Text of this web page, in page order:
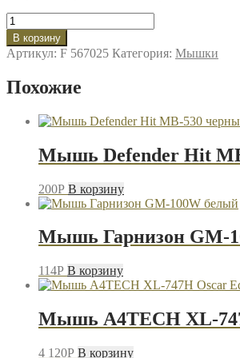
Количество
товара
Мышь
Defender
MB-
чёрный
В корзину
Артикул: F 567025 Категория: Мышки
Похожие
Мышь Defender Hit
200P В корзину
Мышь Гарнизон GM-
114P В корзину
Мышь A4TECH XL-
4 120P В корзину